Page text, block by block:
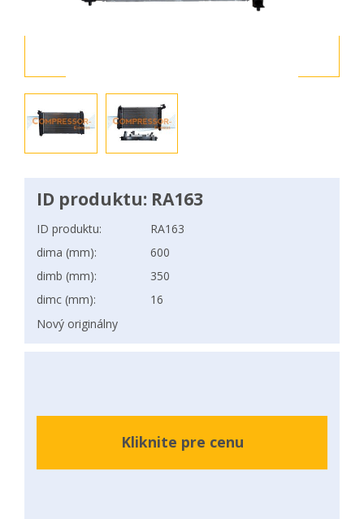
ID produktu: RA163
ID produktu:
RA163
dima (mm):
600
dimb (mm):
350
dimc (mm):
16
Nový originálny
Kliknite pre cenu